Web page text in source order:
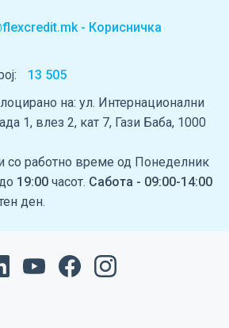
- Корисничка
13 505
на: ул. Интернационални
1, влез 2, кат 7, Гази Баба, 1000
со работно време од Понеделник
19:00 часот. Сабота - 09:00-14:00
ден.